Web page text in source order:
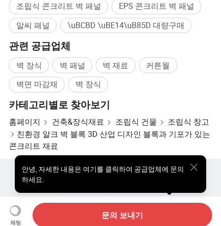
조립식 콘크리트 벽 패널
EPS 콘크리트 벽 패널
알씨 패널
\uBCBD \uBE14\uB85D 대량구매
관련 공급업체
벽 장식 벽 패널 벽 재료
커튼월
벽면 마감재
벽 장식
카테고리별로 찾아보기
홈페이지 건축&장식재료 조립식 건물
조립식 창고
친환경 알크 벽 블록 3D 산업 디자인 블록과 기포가 있는
콘크리트 재료
채팅
문의 보내기
안녕, 자세한 내용은 여기를 클릭하여 공급업체에 문의
하세요.
핫한 제품 핫 제품 가격 도매 핫 제품
스타 바이어
우리에 대하여
사용자 약관 개인정보 보호정책
연락하다
Copyright © 2026 Focus Technology Co., Ltd. All Rights Reserved